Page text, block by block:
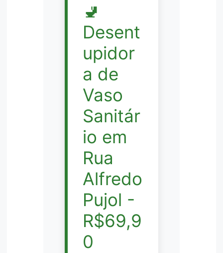
🚽
Desent
upidor
a de
Vaso
Sanitár
io em
Rua
Alfredo
Pujol -
R$69,9
0